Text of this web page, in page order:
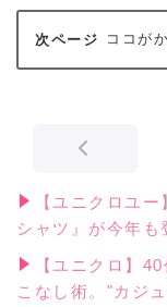
ココが
【ユニクロユ
シャツ』が今年
【ユニクロ】
こなし術。"カジ